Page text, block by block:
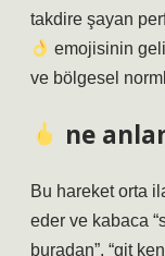
takdire şayan
emojisinin
ve bölgesel
ne
Bu hareket orta
eder ve kabaca
buradan”, “git